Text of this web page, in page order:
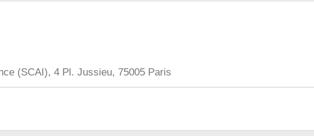
(SCAI), 4 Pl. Jussieu, 75005 Paris